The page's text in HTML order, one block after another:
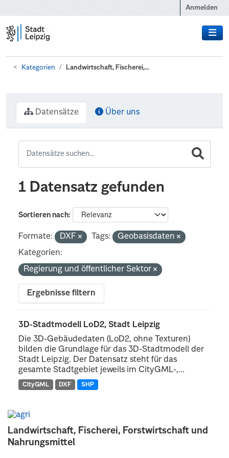
Anmelden
Kategorien Landwirtschaft, Fischerei,...
Landwirtschaft, Fischerei, Forstwirtschaft und
Nahrungsmittel
Datensätze Über uns
1 Datensatz gefunden
Sortieren nach
Formate: DXF Tags:
Geobasisdaten
Kategorien:
Regierung und öffentlicher Sektor
Ergebnisse filtern
3D-Stadtmodell LoD2, Stadt Leipzig
Die 3D-Gebäudedaten (LoD2, ohne Texturen)
bilden die Grundlage für das 3D-Stadtmodell der
Stadt Leipzig. Der Datensatz steht für das
gesamte Stadtgebiet jeweils im CityGML-,...
CityGML DXF SHP